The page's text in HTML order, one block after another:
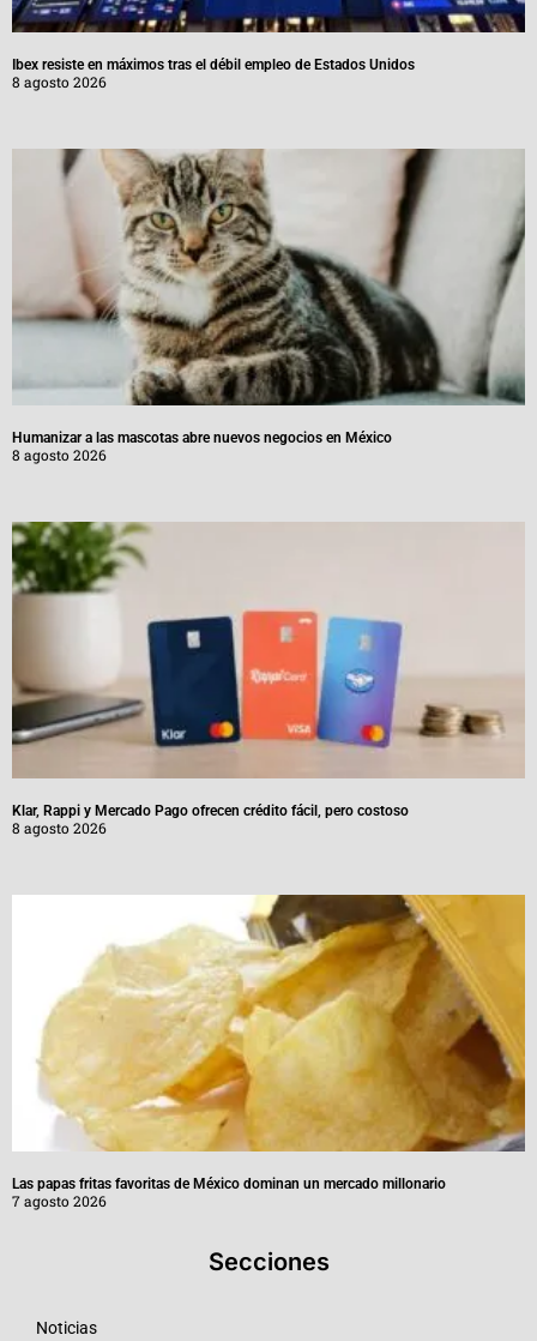
Ibex resiste en máximos tras el débil empleo de Estados Unidos
8 agosto 2026
Humanizar a las mascotas abre nuevos negocios en México
8 agosto 2026
Klar, Rappi y Mercado Pago ofrecen crédito fácil, pero costoso
8 agosto 2026
Las papas fritas favoritas de México dominan un mercado millonario
7 agosto 2026
Secciones
Noticias